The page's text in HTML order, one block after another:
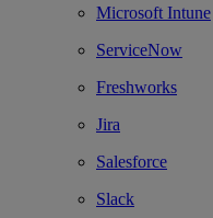
Microsoft Intune
ServiceNow
Freshworks
Jira
Salesforce
Slack